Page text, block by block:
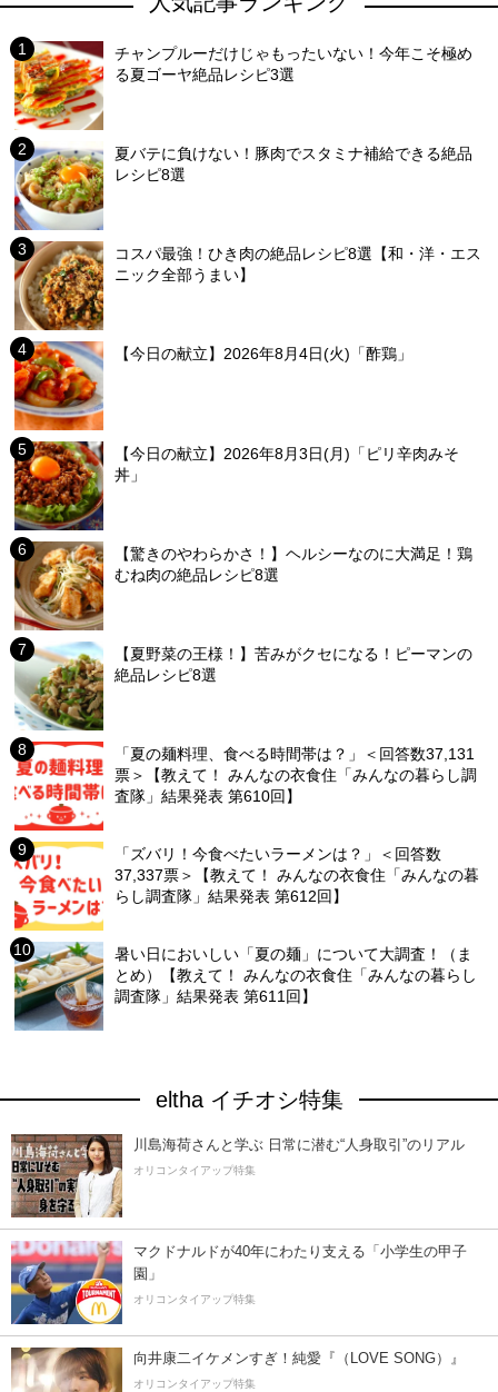
チャンプルーだけじゃもったいない！今年こそ極め
る夏ゴーヤ絶品レシピ3選
夏バテに負けない！豚肉でスタミナ補給できる絶品
レシピ8選
コスパ最強！ひき肉の絶品レシピ8選【和・洋・エス
ニック全部うまい】
【今日の献立】2026年8月4日(火)「酢鶏」
【今日の献立】2026年8月3日(月)「ピリ辛肉みそ
丼」
【驚きのやわらかさ！】ヘルシーなのに大満足！鶏
むね肉の絶品レシピ8選
【夏野菜の王様！】苦みがクセになる！ピーマンの
絶品レシピ8選
「夏の麺料理、食べる時間帯は？」＜回答数37,131
票＞【教えて！ みんなの衣食住「みんなの暮らし調
査隊」結果発表 第610回】
「ズバリ！今食べたいラーメンは？」＜回答数
37,337票＞【教えて！ みんなの衣食住「みんなの暮
らし調査隊」結果発表 第612回】
暑い日においしい「夏の麺」について大調査！（ま
とめ）【教えて！ みんなの衣食住「みんなの暮らし
調査隊」結果発表 第611回】
eltha イチオシ特集
川島海荷さんと学ぶ 日常に潜む“人身取引”のリアル
オリコンタイアップ特集
マクドナルドが40年にわたり支える「小学生の甲子
園」
オリコンタイアップ特集
向井康二イケメンすぎ！純愛『（LOVE SONG）』
オリコンタイアップ特集